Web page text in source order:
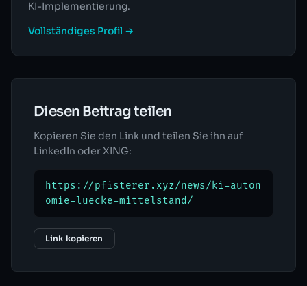
KI-Implementierung.
Vollständiges Profil →
Diesen Beitrag teilen
Kopieren Sie den Link und teilen Sie ihn auf
LinkedIn oder XING:
https://pfisterer.xyz/news/ki-auton
omie-luecke-mittelstand/
Link kopieren